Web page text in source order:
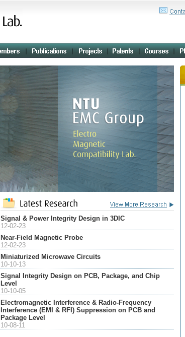
Signal & Power Integrity Design in 3DIC
12-02-23
Near-Field Magnetic Probe
12-02-23
Miniaturized Microwave Circuits
10-10-13
Signal Integrity Design on PCB, Package, and Chip
Level
10-10-05
Electromagnetic Interference & Radio-Frequency
Interference (EMI & RFI) Suppression on PCB and
Package Level
10-08-11